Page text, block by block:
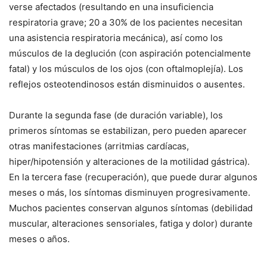
verse afectados (resultando en una insuficiencia
respiratoria grave; 20 a 30% de los pacientes necesitan
una asistencia respiratoria mecánica), así como los
músculos de la deglución (con aspiración potencialmente
fatal) y los músculos de los ojos (con oftalmoplejía). Los
reflejos osteotendinosos están disminuidos o ausentes.
Durante la segunda fase (de duración variable), los
primeros síntomas se estabilizan, pero pueden aparecer
otras manifestaciones (arritmias cardíacas,
hiper/hipotensión y alteraciones de la motilidad gástrica).
En la tercera fase (recuperación), que puede durar algunos
meses o más, los síntomas disminuyen progresivamente.
Muchos pacientes conservan algunos síntomas (debilidad
muscular, alteraciones sensoriales, fatiga y dolor) durante
meses o años.